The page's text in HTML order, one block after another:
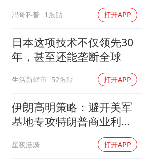
冯哥科普 1跟贴 打开APP
日本这项技术不仅领先30
年，甚至还能垄断全球
生活新鲜市 52跟贴 打开APP
伊朗高明策略：避开美军
基地专攻特朗普商业利益
星夜涟漪 打开APP